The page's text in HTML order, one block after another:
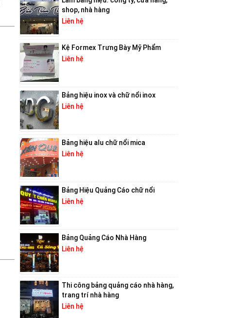
shop, nhà hàng
Liên hệ
Kệ Formex Trưng Bày Mỹ Phẩm
Liên hệ
Bảng hiệu inox và chữ nổi inox
Liên hệ
Bảng hiệu alu chữ nổi mica
Liên hệ
Bảng Hiệu Quảng Cáo chữ nổi
Liên hệ
Bảng Quảng Cáo Nhà Hàng
Liên hệ
Thi công bảng quảng cáo nhà hàng,
trang trí nhà hàng
Liên hệ